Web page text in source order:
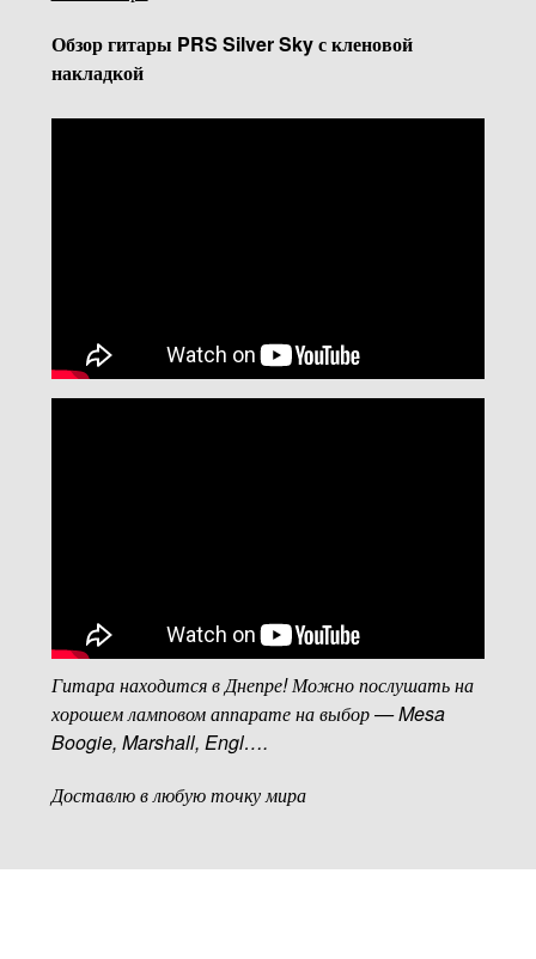
Обзор гитары PRS Silver Sky с кленовой
накладкой
Гитара находится в Днепре! Можно послушать на
хорошем ламповом аппарате на выбор — Mesa
Boogie, Marshall, Engl….
Доставлю в любую точку мира